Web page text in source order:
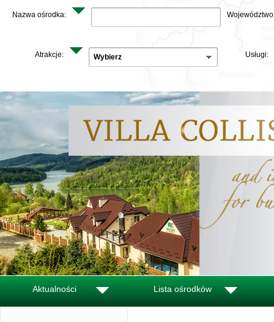
Nazwa ośrodka:
Atrakcje: Wybierz Usługi:
Aktualności Lista ośrodków